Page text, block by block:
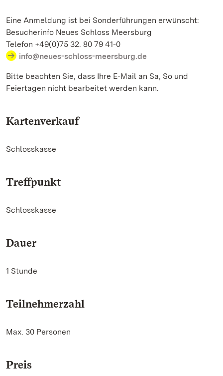
Eine Anmeldung ist bei Sonderführungen erwünscht:
Besucherinfo Neues Schloss Meersburg
Telefon +49(0)75 32. 80 79 41-0
info@neues-schloss-meersburg.de
Bitte beachten Sie, dass Ihre E-Mail an Sa, So und
Feiertagen nicht bearbeitet werden kann.
Kartenverkauf
Schlosskasse
Treffpunkt
Schlosskasse
Dauer
1 Stunde
Teilnehmerzahl
Max. 30 Personen
Preis